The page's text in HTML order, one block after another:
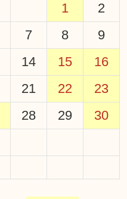
1
2
7 8
9
14 15
16
21 22
23
28 29
30